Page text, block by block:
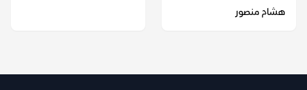
هشام منصور